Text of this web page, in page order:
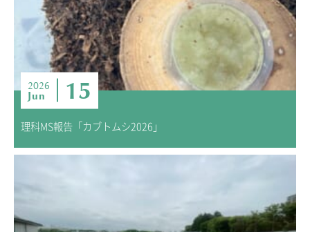
2026
Jun 15
理科MS報告「カブトムシ2026」